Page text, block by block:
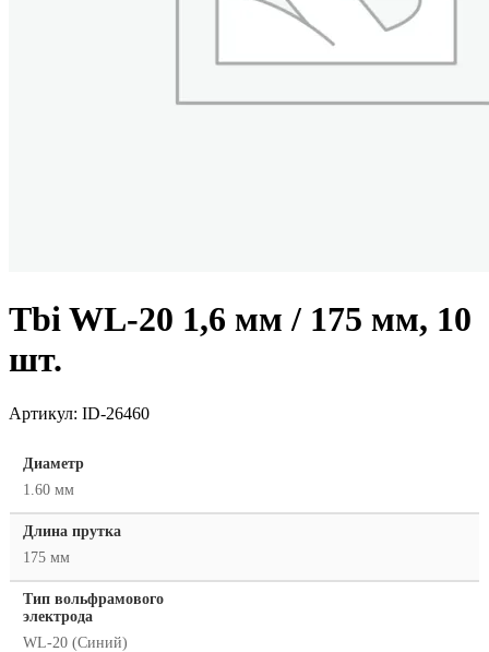
Tbi WL-20 1,6 мм / 175 мм, 10
шт.
Артикул: ID-26460
Диаметр
1.60 мм
Длина прутка
175 мм
Тип вольфрамового
электрода
WL-20 (Синий)